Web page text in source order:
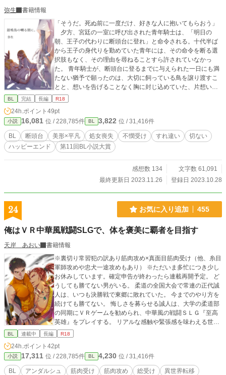
弥生
書籍情報
「そうだ。死ぬ前に一度だけ、好きな人に抱いてもらおう」
夕方、宮廷の一室に呼び出された青年騎士は、「明日の
朝、王子の代わりに断頭台に登れ」と命令される。十代半ば
から王子の身代りを勤めていた青年には、その命令を断る選
択肢もなく、その理由を尋ねることすら許されていなかっ
た。 青年騎士が、断頭台に登るまでに与えられた一日にも満
たない猶予で願ったのは、大切に飼っている鳥を譲り渡すこ
とと、想いを告げることなく胸に封じ込めていた、片想いの
友人へ処女を捧げることだった。 片想い→すれ違い両片想い
な騎士 ※この物語の結末は最初に示唆されている通りに主人
公の首が刎ねられます。 ですが、主人公は多幸感のままに
自身の役目を果たします。 作者の定義では、ハピエンの物語
です。 人によっては、そう思えない場合もございます。 願わ
くば、最後までお読みいただき、物語の結末を見届けて頂け
筆予定です。 （ムーンライトベルズBL年間ランキング短編3
ズにも投稿しております。 ※第11回ＢＬ小説大賞の応募作で
す。 表紙はpome様（X@kmt_sr）が描いてくださいました。
BL 完結 長編 R18
24h.ポイント 49pt
小説 16,081 位 / 228,785件 BL 3,822 位 / 31,416件
BL 断頭台 美形×平凡 処女喪失 不憫受け すれ違い
切ない
ハッピーエンド
第11回BL小説大賞
感想数 134
文字数 61,091
最終更新日 2023.11.26
登録日 2023.10.28
24 お気に入り追加 455
俺はＶＲ中華風戦闘SLGで、体を褒美に覇者を目指す
天岸 あおい
書籍情報
※裏切り常習犯の訳あり筋肉攻め×真面目筋肉受け（他、糸目
軍師攻めや忠犬一途攻めもあり） ※ただいま多忙につき少し
お休みしています。確定申告が終わったら連載再開予定。 ど
うしても勝てない男がいる。 柔道の全国大会で常連の正代誠
人は、いつも決勝戦で東郷に敗れていた。 今までのやり方を
続けても勝てない。 悔しさを募らせる誠人は、大学の柔道部
の同期にＶＲゲームを勧められ、中華風の戦闘ＳＬＧ『至高
英雄』をプレイする。 リアルな感触や緊張感を味わえる世界
観に誠人の期待は膨らむ。 だが、それは何も知らない新規者
奴隷にするという裏があった。 誠人は勝つためにゲーム内最
強で、裏切りの常習犯である華候焔の登用を決める。 ――戦
いに勝った後、誠人を抱かせろという華候焔の要望を受け入
BL 連載中 長編 R18
24h.ポイント 42pt
小説 17,311 位 / 228,785件 BL 4,230 位 / 31,416件
BL アンダルシュ 筋肉受け 筋肉攻め 総受け
異世界転移